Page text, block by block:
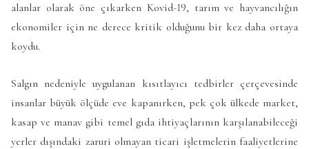
alanlar olarak öne çıkarken Kovid-19, tarım ve hayvancılığın
ekonomiler için ne derece kritik olduğunu bir kez daha ortaya
koydu.
Salgın nedeniyle uygulanan kısıtlayıcı tedbirler çerçevesinde
insanlar büyük ölçüde eve kapanırken, pek çok ülkede market,
kasap ve manav gibi temel gıda ihtiyaçlarının karşılanabileceği
yerler dışındaki zaruri olmayan ticari işletmelerin faaliyetlerine